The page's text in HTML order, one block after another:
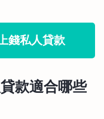
錢私人貸款
款適合哪些